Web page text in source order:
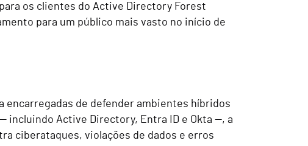
os clientes do Active Directory Forest
para um público mais vasto no início de
de defender ambientes híbridos
Active Directory, Entra ID e Okta —, a
ciberataques, violações de dados e erros